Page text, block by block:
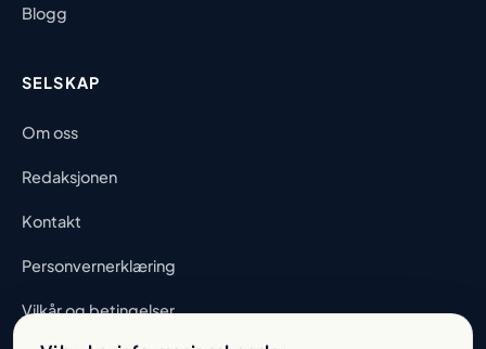
Blogg
SELSKAP
Om oss
Redaksjonen
Kontakt
Personvernerklæring
Vilkår og betingelser